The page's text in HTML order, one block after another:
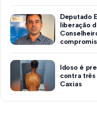
Deputado
liberação
Idoso é
contra
Caxias